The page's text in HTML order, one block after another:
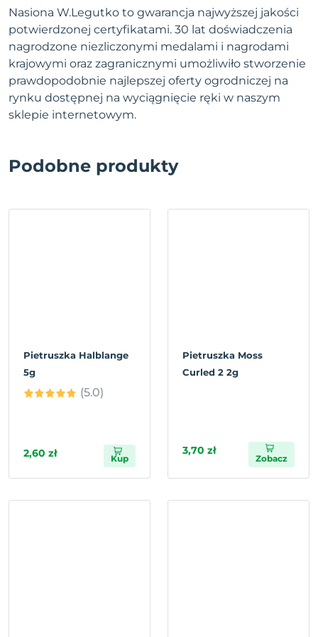
Nasiona W.Legutko to gwarancja najwyższej jakości
potwierdzonej certyfikatami. 30 lat doświadczenia
nagrodzone niezliczonymi medalami i nagrodami
krajowymi oraz zagranicznymi umożliwiło stworzenie
prawdopodobnie najlepszej oferty ogrodniczej na
rynku dostępnej na wyciągnięcie ręki w naszym
sklepie internetowym.
Podobne produkty
Pietruszka Halblange
5g
(5.0)
2,60 zł Kup
Pietruszka Moss
Curled 2 2g
3,70 zł
Zobacz